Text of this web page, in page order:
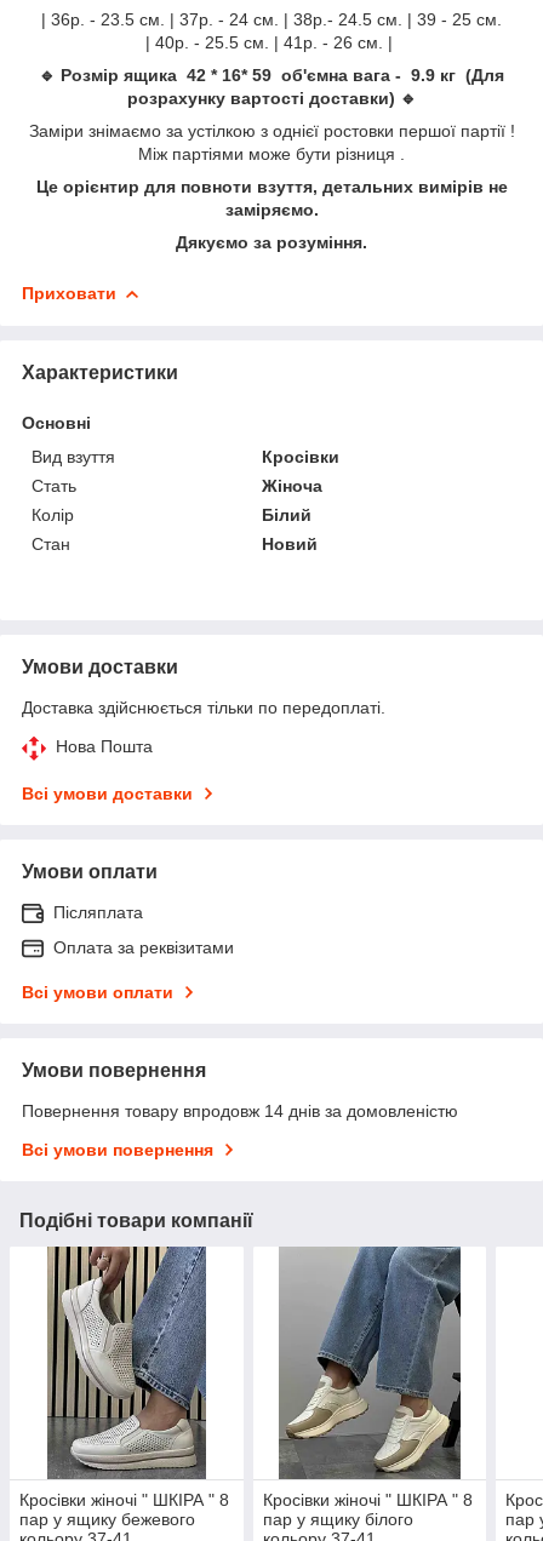
| 36р. - 23.5 см. | 37р. - 24 см. | 38р.- 24.5 см. | 39 - 25 см.
| 40р. - 25.5 см. | 41р. - 26 см. |
🔹 Розмір ящика 42 * 16* 59 об'ємна вага - 9.9 кг (Для
розрахунку вартості доставки) 🔹
Заміри знімаємо за устілкою з однієї ростовки першої партії !
Між партіями може бути різниця .
Це орієнтир для повноти взуття, детальних вимірів не
заміряємо.
Дякуємо за розуміння.
Приховати
Характеристики
Основні
Вид взуття
Кросівки
Стать
Жіноча
Колір
Білий
Стан
Новий
Умови доставки
Доставка здійснюється тільки по передоплаті.
Нова Пошта
Всі умови доставки
Умови оплати
Післяплата
Оплата за реквізитами
Всі умови оплати
Умови повернення
Повернення товару впродовж 14 днів за домовленістю
Всі умови повернення
Подібні товари компанії
Кросівки жіночі " ШКІРА " 8
пар у ящику бежевого
Кросівки жіночі " ШКІРА " 8
пар у ящику білого
пар